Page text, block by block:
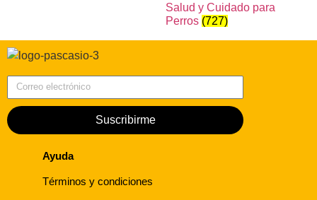
Salud y Cuidado para
Perros (727)
Suscribirme
Ayuda
Términos y condiciones